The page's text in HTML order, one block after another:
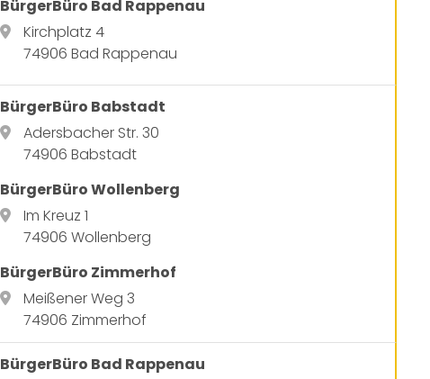
BürgerBüro Bad Rappenau
Kirchplatz 4
74906 Bad Rappenau
BürgerBüro Babstadt
Adersbacher Str. 30
74906 Babstadt
BürgerBüro Wollenberg
Im Kreuz 1
74906 Wollenberg
BürgerBüro Zimmerhof
Meißener Weg 3
74906 Zimmerhof
BürgerBüro Bad Rappenau